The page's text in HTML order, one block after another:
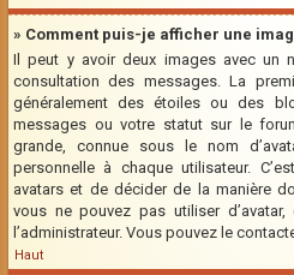
» Comment puis-je afficher une
Il peut y avoir deux images avec un
consultation des messages. La
généralement des étoiles ou des
messages ou votre statut sur le
grande, connue sous le nom
personnelle à chaque utilisateur.
avatars et de décider de la manière
vous ne pouvez pas utiliser
l’administrateur. Vous pouvez le
Haut